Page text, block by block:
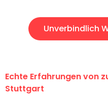
Unverbindlich
Echte Erfahrungen von
Stuttgart